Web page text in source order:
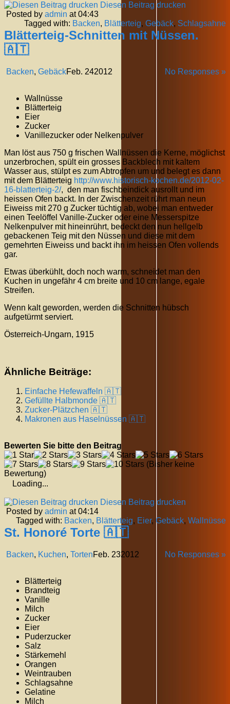
Diesen Beitrag drucken
Posted by admin at 04:43
Tagged with: Backen, Blätterteig, Gebäck, Schlagsahne
Blätterteig-Schnitten mit Nüssen.
🇦🇹
Backen, Gebäck No Responses »
Feb. 242012
Wallnüsse
Blätterteig
Eier
Zucker
Vanillezucker oder Nelkenpulver
Man löst aus 750 g frischen Wallnüssen die Kerne, möglichst
unzerbrochen, spült ein grosses Backblech mit kaltem
Wasser aus, stülpt es zum Abtropfen um und belegt es dann
mit dem Blätterteig http://www.historisch-kochen.de/2012-02-
16-blatterteig-2/, den man fischbeindick ausrollt und im
heissen Ofen backt. In der Zwischenzeit rührt man neun
Eiweiss mit 270 g Zucker tüchtig ab, wobei man entweder
einen Teelöffel Vanille-Zucker oder eine Messerspitze
Nelkenpulver mit hineinrührt, bedeckt den nun hellgelb
gebackenen Teig mit den Nüssen und diese mit dem
gemehrten Eiweiss und backt ihn im heissen Ofen vollends
gar.
Etwas überkühlt, doch noch warm, schneidet man den
Kuchen in ungefähr 4 cm breite und 10 cm lange, egale
Streifen.
Wenn kalt geworden, werden die Schnitten hübsch
aufgetürmt serviert.
Österreich-Ungarn, 1915
Ähnliche Beiträge:
Einfache Hefewaffeln 🇦🇹
Gefüllte Halbmonde 🇦🇹
Zucker-Plätzchen 🇦🇹
Makronen aus Haselnüssen 🇦🇹
Bewerten Sie bitte den Beitrag
(Bisher keine
Bewertung)
Loading...
Diesen Beitrag drucken
Posted by admin at 04:14
Tagged with: Backen, Blätterteig, Eier, Gebäck, Wallnüsse
St. Honoré Torte 🇦🇹
Backen, Kuchen, Torten No Responses »
Feb. 232012
Blätterteig
Brandteig
Vanille
Milch
Zucker
Eier
Puderzucker
Salz
Stärkemehl
Orangen
Weintrauben
Schlagsahne
Gelatine
Milch